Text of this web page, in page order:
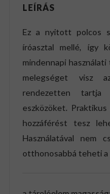
LEÍRÁS
Ez a nyitott polcos
íróasztal mellé, így
mindennapi
melegséget visz
rendezetten
eszközöket.
hozzáférést tesz
Használatával nem
otthonosabbá teheti a